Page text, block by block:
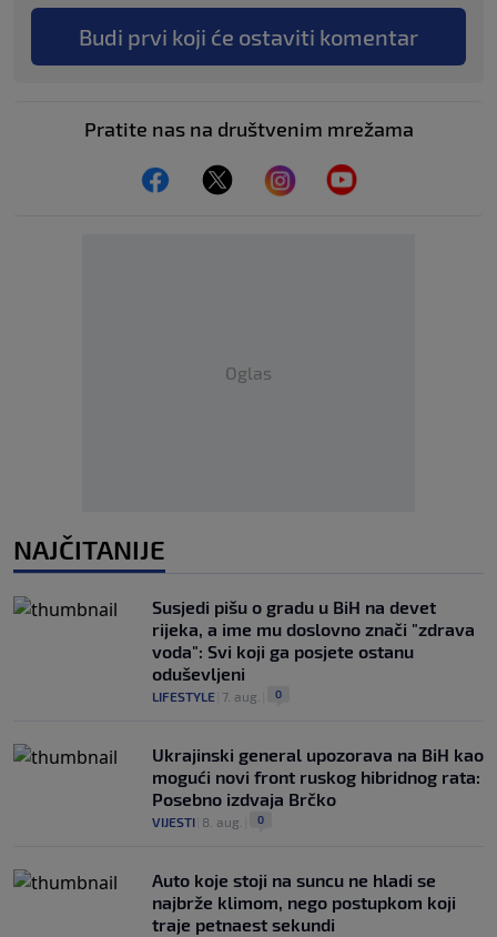
Budi prvi koji će ostaviti komentar
Pratite nas na društvenim mrežama
Oglas
NAJČITANIJE
Susjedi pišu o gradu u BiH na devet
rijeka, a ime mu doslovno znači "zdrava
voda": Svi koji ga posjete ostanu
oduševljeni
LIFESTYLE 7. aug. 0
Ukrajinski general upozorava na BiH kao
mogući novi front ruskog hibridnog rata:
Posebno izdvaja Brčko
VIJESTI 8. aug. 0
Auto koje stoji na suncu ne hladi se
najbrže klimom, nego postupkom koji
traje petnaest sekundi